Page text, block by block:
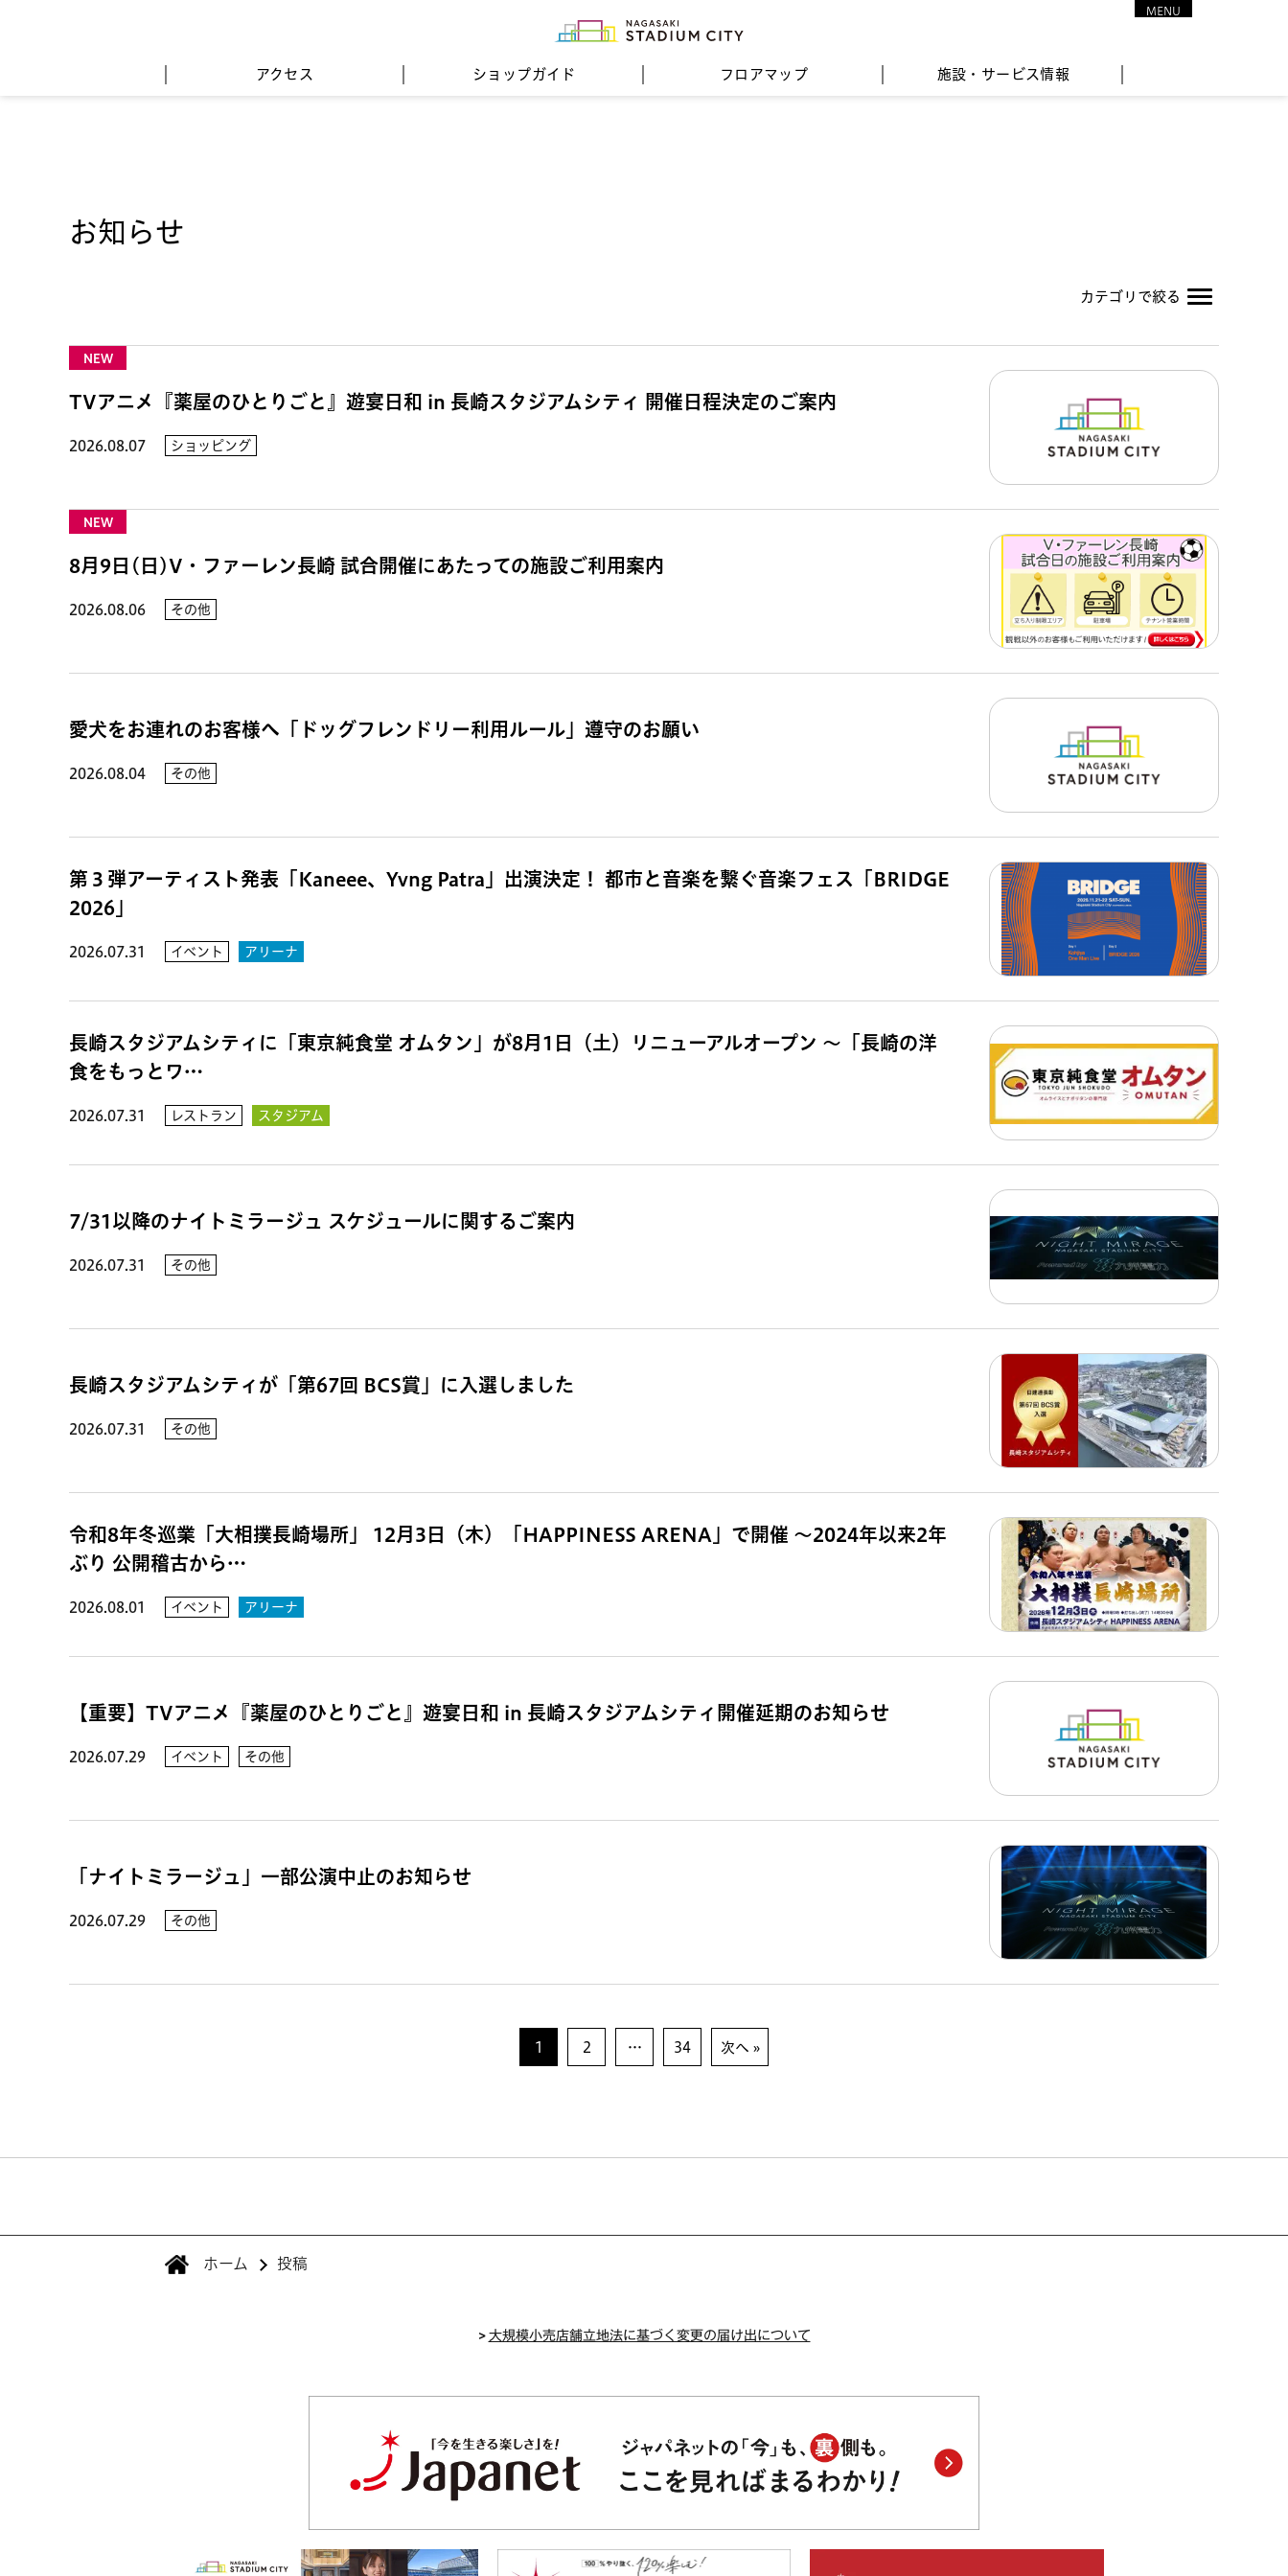
アクセス ショップガイド フロアマップ 施設・サービス情報
MENU
お知らせ
カテゴリで絞る
NEW
TVアニメ『薬屋のひとりごと』遊宴日和 in 長崎スタジアムシティ 開催日程決定のご案内
2026.08.07 ショッピング
NEW
8月9日(日)V・ファーレン長崎 試合開催にあたっての施設ご利用案内
2026.08.06 その他
愛犬をお連れのお客様へ「ドッグフレンドリー利用ルール」遵守のお願い
2026.08.04 その他
第３弾アーティスト発表「Kaneee、Yvng Patra」出演決定！ 都市と音楽を繋ぐ音楽フェス「BRIDGE
2026」
2026.07.31 イベント アリーナ
長崎スタジアムシティに「東京純食堂 オムタン」が8月1日（土）リニューアルオープン 〜「長崎の洋
食をもっとワ…
2026.07.31 レストラン スタジアム
7/31以降のナイトミラージュ スケジュールに関するご案内
2026.07.31 その他
長崎スタジアムシティが「第67回 BCS賞」に入選しました
2026.07.31 その他
令和8年冬巡業「大相撲長崎場所」 12月3日（木）「HAPPINESS ARENA」で開催 ～2024年以来2年
ぶり 公開稽古から…
2026.08.01 イベント アリーナ
【重要】TVアニメ『薬屋のひとりごと』遊宴日和 in 長崎スタジアムシティ開催延期のお知らせ
2026.07.29 イベント その他
「ナイトミラージュ」一部公演中止のお知らせ
2026.07.29 その他
1 2 … 34 次へ »
ホーム 投稿
>大規模小売店舗立地法に基づく変更の届け出について